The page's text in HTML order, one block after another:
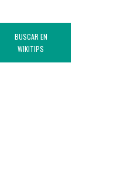
BUSCAR EN
WIKITIPS